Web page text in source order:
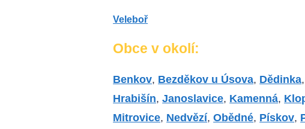
Veleboř
Obce v okolí:
Benkov, Bezděkov u Úsova, Dědinka,
Hrabišín,Janoslavice, Kamenná,
Mitrovice, Nedvězí,Obědné, Pískov,